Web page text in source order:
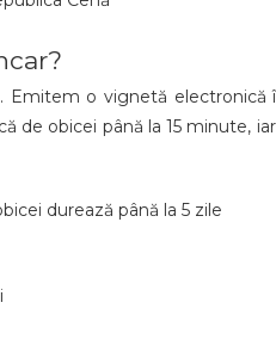
o vignetă electronică
obicei până la 15 minute,
durează până la 5 zile